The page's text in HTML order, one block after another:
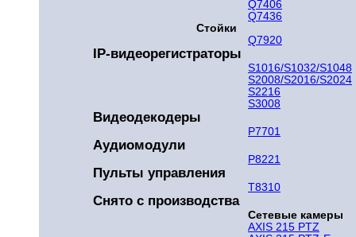
Q7406
Q7436
Стойки
Q7920
IP-видеорегистраторы
S1016/S1032/S1048
S2008/S2016/S2024
S2216
S3008
Видеодекодеры
P7701
Аудиомодули
P8221
Пульты управления
T8310
Снято с производства
Сетевые камеры
AXIS 215 PTZ